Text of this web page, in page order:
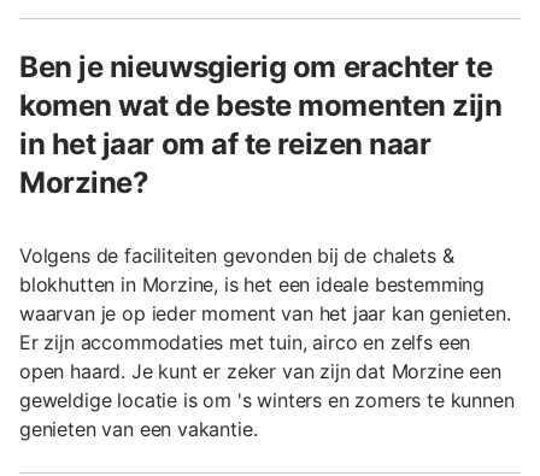
Ben je nieuwsgierig om erachter te
komen wat de beste momenten zijn
in het jaar om af te reizen naar
Morzine?
Volgens de faciliteiten gevonden bij de chalets &
blokhutten in Morzine, is het een ideale bestemming
waarvan je op ieder moment van het jaar kan genieten.
Er zijn accommodaties met tuin, airco en zelfs een
open haard. Je kunt er zeker van zijn dat Morzine een
geweldige locatie is om 's winters en zomers te kunnen
genieten van een vakantie.